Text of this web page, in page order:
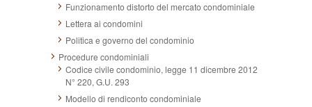
Funzionamento distorto del mercato condominiale
Lettera ai condomini
Politica e governo del condominio
Procedure condominiali
Codice civile condominio, legge 11 dicembre 2012
N° 220, G.U. 293
Modello di rendiconto condominiale